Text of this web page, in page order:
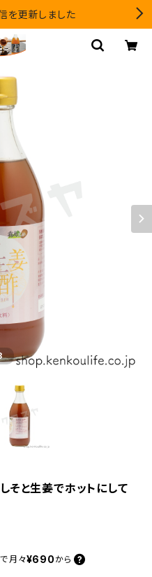
を更新しました
そと生姜でホットにして
月々¥690 から